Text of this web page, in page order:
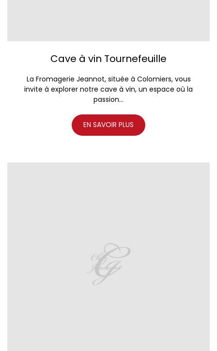
Cave à vin Tournefeuille
La Fromagerie Jeannot, située à Colomiers, vous
invite à explorer notre cave à vin, un espace où la
passion...
EN SAVOIR PLUS